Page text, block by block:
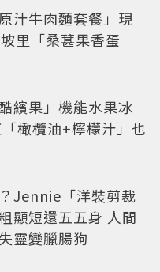
汁牛肉麵套餐」現
里「桑葚果香蛋
繽果」機能水果冰
橄欖油+檸檬汁」也
Jennie「洋裝剪裁
顯短還五五身 人間
靈變臘腸狗